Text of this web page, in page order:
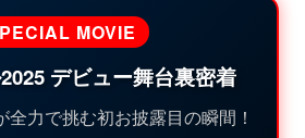
MOVIE
デビュー舞台裏密着
全力で挑む初お披露目の瞬間！